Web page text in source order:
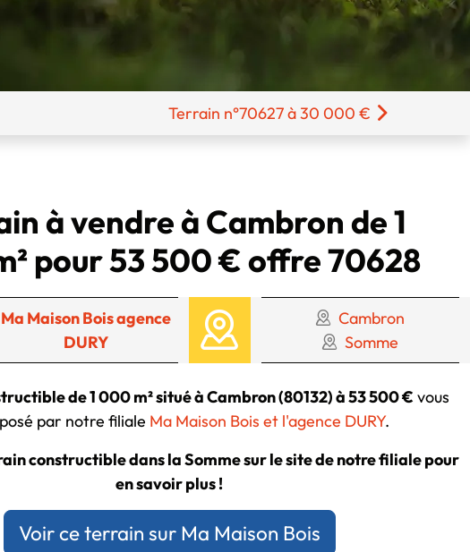
Terrain n°70627 à 30 000 €
à vendre à Cambron de 1
pour 53 500 € offre 70628
Ma Maison Bois agence
DURY
Cambron
Somme
de 1 000 m² situé à Cambron (80132) à 53 500 € vous
par notre filiale Ma Maison Bois et l'agence DURY.
constructible dans la Somme sur le site de notre filiale pour
en savoir plus !
Voir ce terrain sur Ma Maison Bois